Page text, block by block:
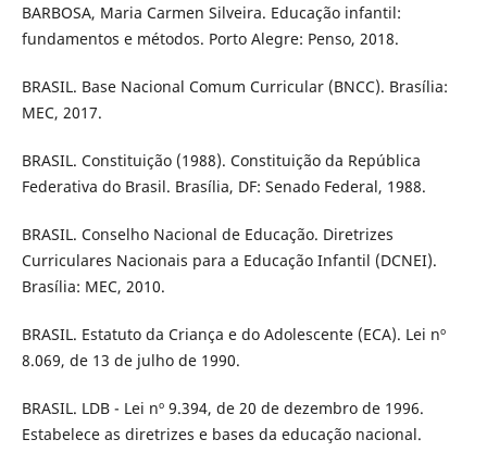
BARBOSA, Maria Carmen Silveira. Educação infantil:
fundamentos e métodos. Porto Alegre: Penso, 2018.
BRASIL. Base Nacional Comum Curricular (BNCC). Brasília:
MEC, 2017.
BRASIL. Constituição (1988). Constituição da República
Federativa do Brasil. Brasília, DF: Senado Federal, 1988.
BRASIL. Conselho Nacional de Educação. Diretrizes
Curriculares Nacionais para a Educação Infantil (DCNEI).
Brasília: MEC, 2010.
BRASIL. Estatuto da Criança e do Adolescente (ECA). Lei nº
8.069, de 13 de julho de 1990.
BRASIL. LDB - Lei nº 9.394, de 20 de dezembro de 1996.
Estabelece as diretrizes e bases da educação nacional.